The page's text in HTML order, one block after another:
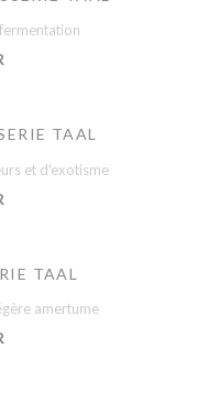
TAAL
et d'exotisme
TAAL
amertume